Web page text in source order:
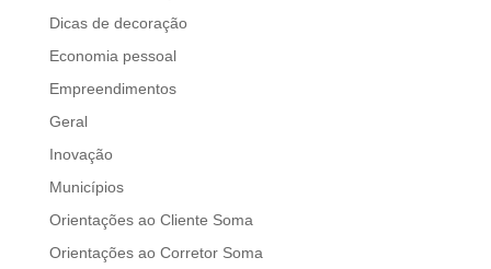
f
t
a
n
k
Dicas de decoração
Economia pessoal
Empreendimentos
Geral
Inovação
Municípios
Orientações ao Cliente Soma
Orientações ao Corretor Soma